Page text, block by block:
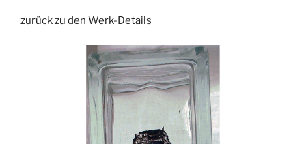
zurück zu den Werk-Details